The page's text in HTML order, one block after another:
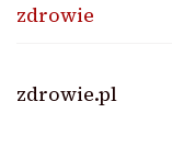
zdrowie
zdrowie.pl